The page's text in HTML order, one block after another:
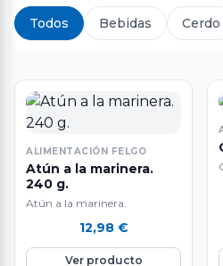
Todos Bebidas Cerdo
ALIMENTACIÓN FELGO
Atún a la marinera.
240 g.
Atún a la marinera.
12,98 €
Ver producto